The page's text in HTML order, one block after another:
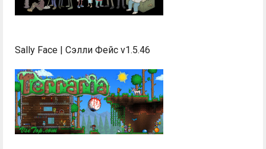
Sally Face | Сэлли Фейс v1.5.46